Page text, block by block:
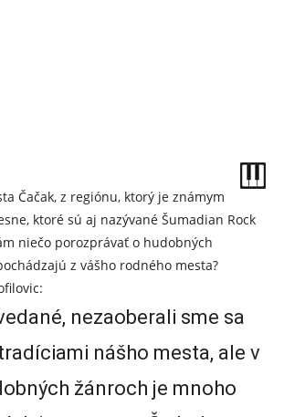
Čačak, z regiónu, ktorý je známym
ktoré sú aj nazývané Šumadian Rock
niečo porozprávať o hudobných
z vášho rodného mesta?
nezaoberali sme sa
nášho mesta, ale v
žánroch je mnoho